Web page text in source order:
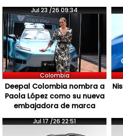
Jul 23 /26 09:34
Colombia
Deepal Colombia nombra a
Paola López como su nueva
embajadora de marca
Jul 17 /26 22:51